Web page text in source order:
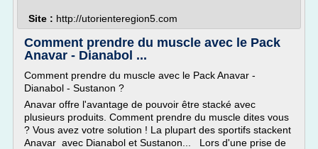
Site : http://utorienteregion5.com
Comment prendre du muscle avec le Pack
Anavar - Dianabol ...
Comment prendre du muscle avec le Pack Anavar -
Dianabol - Sustanon ?
Anavar offre l'avantage de pouvoir être stacké avec
plusieurs produits. Comment prendre du muscle dites vous
? Vous avez votre solution ! La plupart des sportifs stackent
Anavar avec Dianabol et Sustanon... Lors d'une prise de